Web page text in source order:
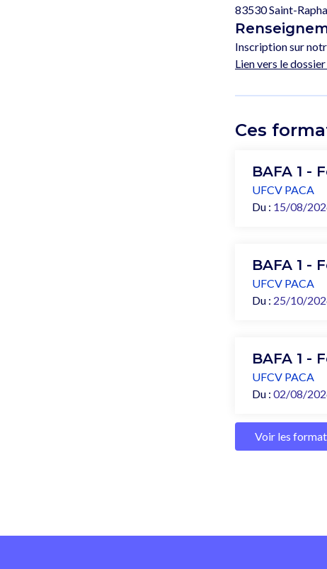
83530 Saint-
Inscription sur
Lien vers le
Ces
BAFA 1 -
UFCV PACA
Du : 15/08/
BAFA 1 -
UFCV PACA
Du : 25/10/
BAFA 1 -
UFCV PACA
Du : 02/08/
Voir les